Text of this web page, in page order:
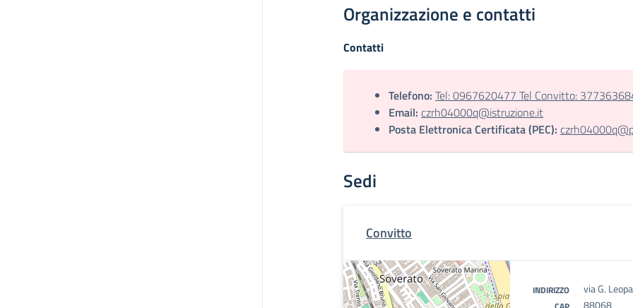
Organizzazione e contatti
Contatti
Telefono: Tel: 0967620477 Tel Convitto:
Email: czrh04000q@istruzione.it
Posta Elettronica Certificata (PEC):
Sedi
Convitto
INDIRIZZO via G.
88068